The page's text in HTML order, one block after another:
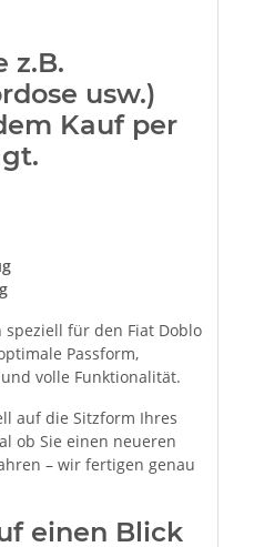
z.B.
usw.)
Kauf per
speziell für den Fiat Doblo
Passform,
volle Funktionalität.
auf die Sitzform Ihres
ob Sie einen neueren
– wir fertigen genau
einen Blick